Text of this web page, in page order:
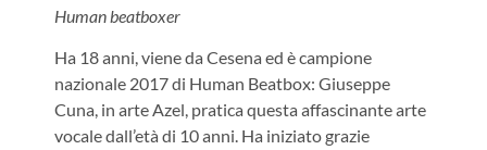
Human beatboxer
Ha 18 anni, viene da Cesena ed è campione
nazionale 2017 di Human Beatbox: Giuseppe
Cuna, in arte Azel, pratica questa affascinante arte
vocale dall’età di 10 anni. Ha iniziato grazie